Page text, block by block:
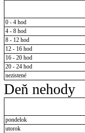
0 - 4 hod
4 - 8 hod
8 - 12 hod
12 - 16 hod
16 - 20 hod
20 - 24 hod
nezistené
Deň nehody
pondelok
utorok